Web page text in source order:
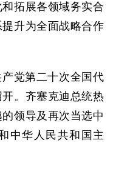
拓展各领域务实合
升为全面战略合作
党第二十次全国代
。齐塞克迪总统热
领导及再次当选中
中华人民共和国主